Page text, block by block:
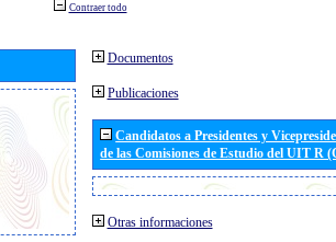
Contraer todo
Documentos
Publicaciones
Candidatos a Presidentes y
de las Comisiones de Estudio del UIT R
Otras informaciones